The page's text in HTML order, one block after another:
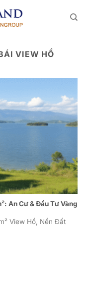
VIEW HỒ
An Cư & Đầu Tư Vàng
View Hồ, Nền Đất